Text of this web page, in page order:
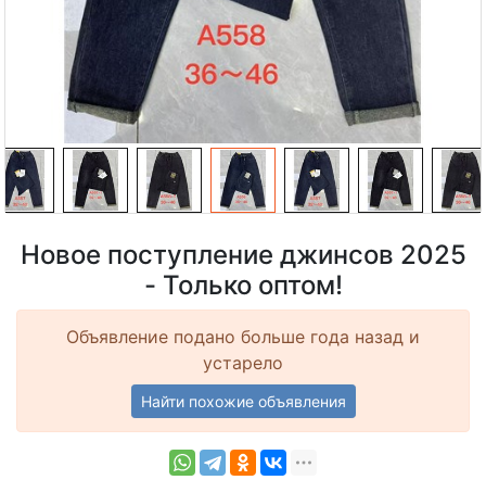
Новое поступление джинсов 2025
- Только оптом!
Объявление подано больше года назад и
устарело
Найти похожие объявления